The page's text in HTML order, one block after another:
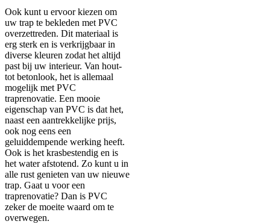
Ook kunt u ervoor kiezen om
uw trap te bekleden met PVC
overzettreden. Dit materiaal is
erg sterk en is verkrijgbaar in
diverse kleuren zodat het altijd
past bij uw interieur. Van hout-
tot betonlook, het is allemaal
mogelijk met PVC
traprenovatie. Een mooie
eigenschap van PVC is dat het,
naast een aantrekkelijke prijs,
ook nog eens een
geluiddempende werking heeft.
Ook is het krasbestendig en is
het water afstotend. Zo kunt u in
alle rust genieten van uw nieuwe
trap. Gaat u voor een
traprenovatie? Dan is PVC
zeker de moeite waard om te
overwegen.